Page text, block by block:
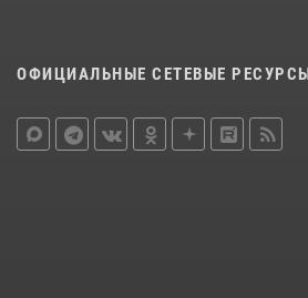
ОФИЦИАЛЬНЫЕ СЕТЕВЫЕ РЕСУРСЫ